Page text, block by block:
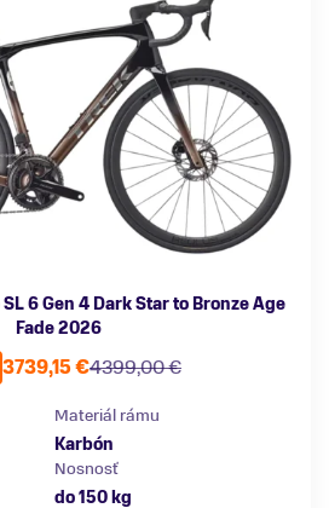
6 Gen 4 Dark Star to Bronze Age
Fade 2026
4399,00 €
3739,15 €
Materiál rámu
Karbón
Nosnosť
do 150 kg